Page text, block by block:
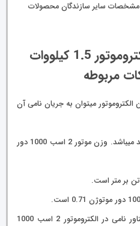
سایر سازندگان محصولات
مشخصات الکتریکی الکتروموتور 1.5 کیلووات
میتوان به جریان نامی آن
راندمان کاری این دستگاه 74 درصد میباشد. وزن موتور 2 اسب 1000 دور
نسبت گشتاور راه اندازای به گشتاور نامی در الکتروموتور 2 اسب 1000